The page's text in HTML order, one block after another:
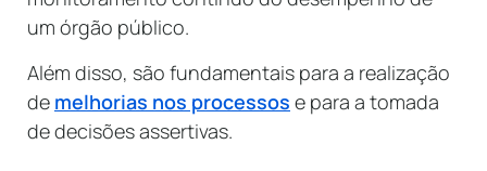
um órgão público.
Além disso, são fundamentais para a realização
de melhorias nos processos e para a tomada
de decisões assertivas.